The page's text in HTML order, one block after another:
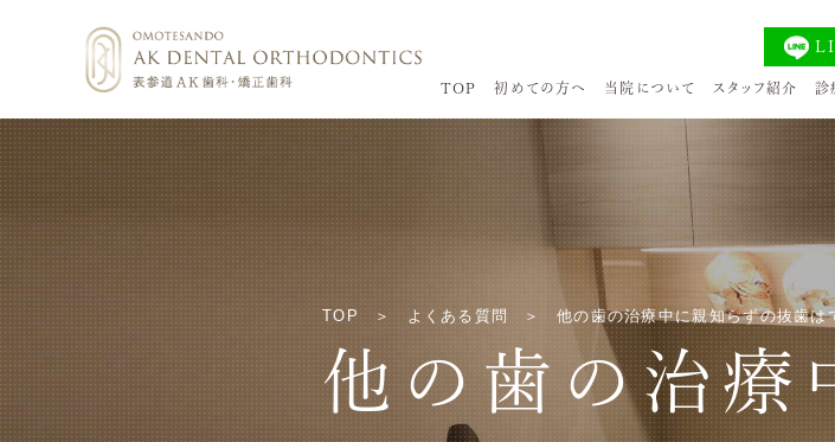
TOP 初めての方へ 当院について スタッフ紹介 診
TOP よくある質問 他の歯の治療中に親知らずの抜歯は
他の歯の治療